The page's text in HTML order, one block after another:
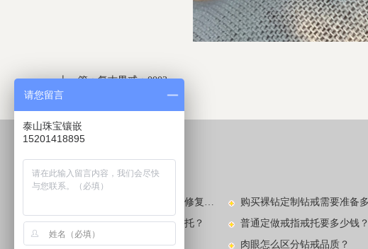
上一篇：复古男戒：0003
下一篇：
较新动态 LATEST NEWS​
钻戒款式不喜欢去哪里换戒托？
普通定做戒指戒托要多少钱？
看图识别中国玉手镯款式
肉眼怎么区分钻戒品质？
请您留言
泰山珠宝镶嵌
15201418895